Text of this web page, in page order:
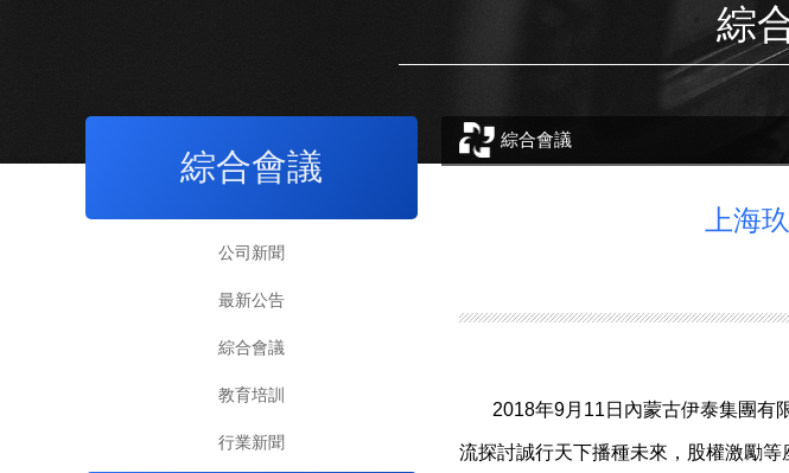
綜
綜合會議
公司新聞
最新公告
綜合會議
教育培訓
行業新聞
綜合會議
上海
2018年9月 11 日內蒙古伊泰集團有
流探討誠行天下播種未來，股權激勵等